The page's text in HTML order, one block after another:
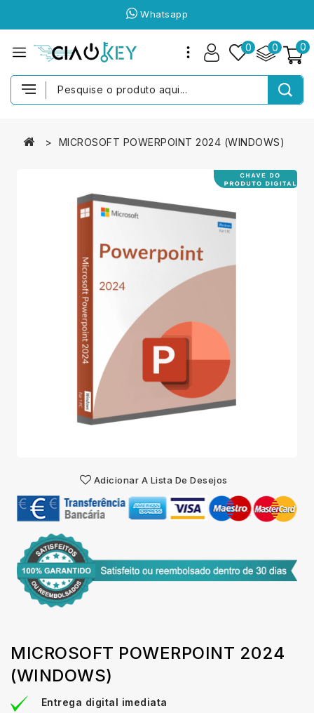
Whatsapp
0
0
0
MICROSOFT POWERPOINT 2024 (WINDOWS)
Adicionar A Lista De Desejos
MICROSOFT POWERPOINT 2024
(WINDOWS)
Entrega digital imediata